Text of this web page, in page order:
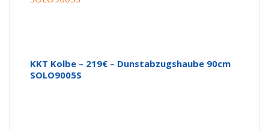
KKT Kolbe – 219€ – Dunstabzugshaube 90cm
SOLO9005S